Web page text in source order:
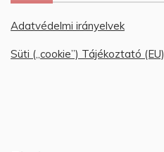
Adatvédelmi irányelvek
Süti („cookie”) Tájékoztató (EU)